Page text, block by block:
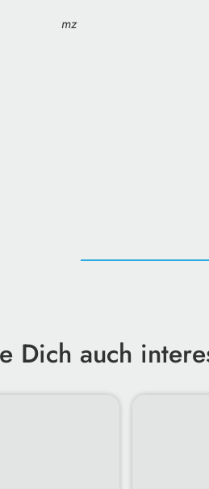
mz
Dich auch